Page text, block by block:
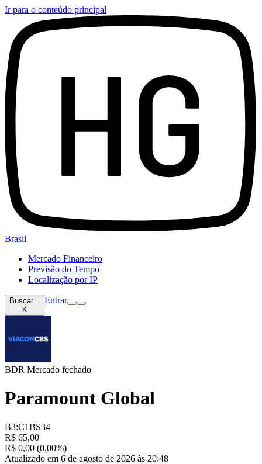
Ir para o conteúdo principal
Brasil
Mercado Financeiro
Previsão do Tempo
Localização por IP
Buscar...
K
Entrar
BDR Mercado fechado
Paramount Global
B3:C1BS34
R$ 65,00
R$ 0,00 (0,00%)
Atualizado em 6 de agosto de 2026 às 20:48